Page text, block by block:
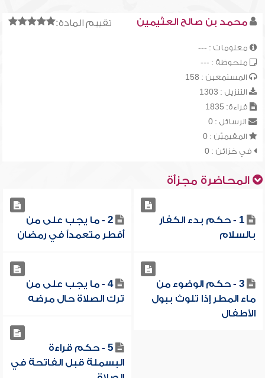
تقييم المادة: محمد بن صالح العثيمين
معلومات : ---
ملحوظة : ---
المستمعين : 158
التنزيل : 1303
قراءة: 1835
الرسائل : 0
المقيميّن : 0
في خزائن : 0
المحاضرة مجزأة
1 - حكم بدء الكفار
بالسلام
2 - ما يجب على من
أفطر متعمداً في رمضان
3 - حكم الوضوء من
ماء المطر إذا تلوث ببول
الأطفال
4 - ما يجب على من
ترك الصلاة حال مرضه
5 - حكم قراءة
البسملة قبل الفاتحة في